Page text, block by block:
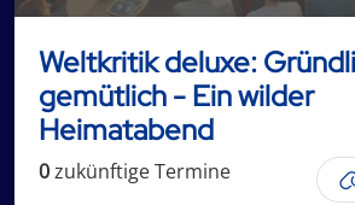
Weltkritik deluxe:
gemütlich - Ein wilder
Heimatabend
0zukünftigeTermine